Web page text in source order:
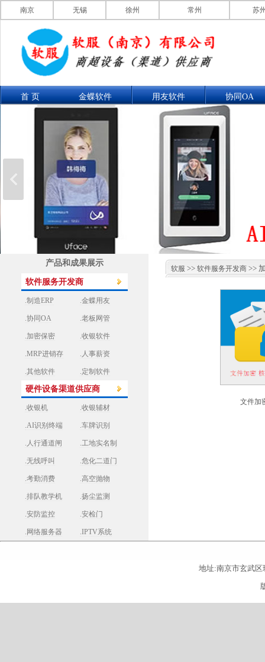
南京 无锡 徐州 常州 苏
首 页 金蝶软件 用友软件 协同OA
产品和成果展示
软件服务开发商
.制造ERP .金蝶用友
.协同OA .老板网管
.加密保密 .收银软件
.MRP进销存 .人事薪资
.其他软件 .定制软件
硬件设备渠道供应商
.收银机 .收银辅材
.AI识别终端 .车牌识别
.人行通道闸 .工地实名制
.无线呼叫 .危化二道门
.考勤消费 .高空抛物
.排队教学机 .扬尘监测
.安防监控 .安检门
.网络服务器 .IPTV系统
软服 >> 软件服务开发商>>
文件加
地址:南京市玄武区